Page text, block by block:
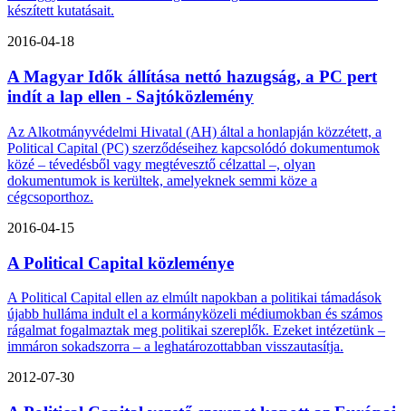
készített kutatásait.
2016-04-18
A Magyar Idők állítása nettó hazugság, a PC pert
indít a lap ellen - Sajtóközlemény
Az Alkotmányvédelmi Hivatal (AH) által a honlapján közzétett, a
Political Capital (PC) szerződéseihez kapcsolódó dokumentumok
közé – tévedésből vagy megtévesztő célzattal –, olyan
dokumentumok is kerültek, amelyeknek semmi köze a
cégcsoporthoz.
2016-04-15
A Political Capital közleménye
A Political Capital ellen az elmúlt napokban a politikai támadások
újabb hulláma indult el a kormányközeli médiumokban és számos
rágalmat fogalmaztak meg politikai szereplők. Ezeket intézetünk –
immáron sokadszorra – a leghatározottabban visszautasítja.
2012-07-30